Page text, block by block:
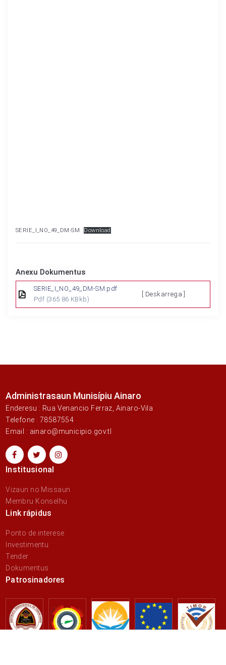
SERIE_I_NO_49_DM-SM Download
Anexu Dokumentus
SERIE_I_NO_49_DM-SM.pdf
Pdf (365.86 KBkb)
[ Deskarrega ]
Administrasaun Munisípiu Ainaro
Enderesu : Rua Venancio Ferraz, Ainaro-Vila
Telefone : 78587554
Email : ainaro@municipio.gov.tl
Institusional
Vizaun no Missaun
Membru Konselhu
Link rápidus
Ponto de interese
Investimentu
Tender
Dokumentus
Patrosinadores